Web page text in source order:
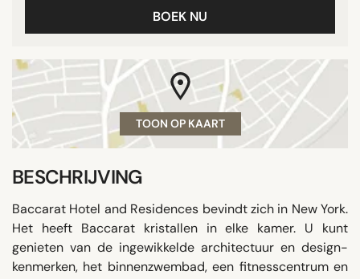
BOEK NU
TOON OP KAART
BESCHRIJVING
Baccarat Hotel and Residences bevindt zich in New York.
Het heeft Baccarat kristallen in elke kamer. U kunt
genieten van de ingewikkelde architectuur en design-
kenmerken, het binnenzwembad, een fitnesscentrum en